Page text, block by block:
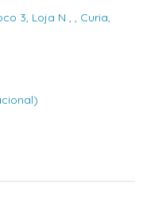
3, Loja N , , Curia,